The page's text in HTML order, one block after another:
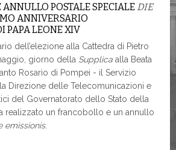
POSTALE SPECIALE DIE
ANNIVERSARIO
PAPA LEONE XIV
dell’elezione alla Cattedra di Pietro
giorno della Supplica alla Beata
Rosario di Pompei - il Servizio
Direzione delle Telecomunicazioni e
del Governatorato dello Stato della
realizzato un francobollo e un annullo
emissionis.